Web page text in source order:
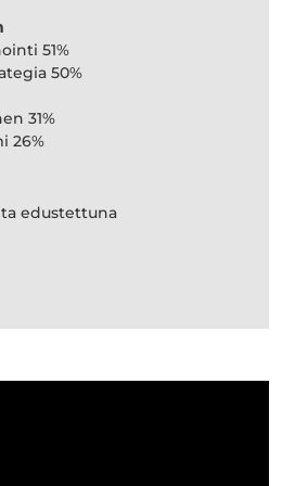
51%
50%
31%
26%
edustettuna